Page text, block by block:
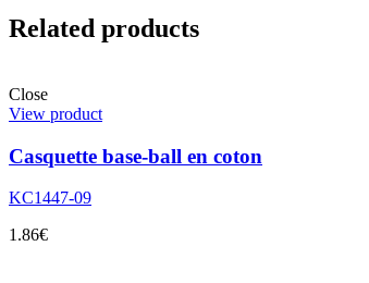
Related products
Close
View product
Casquette base-ball en coton
KC1447-09
1.86€